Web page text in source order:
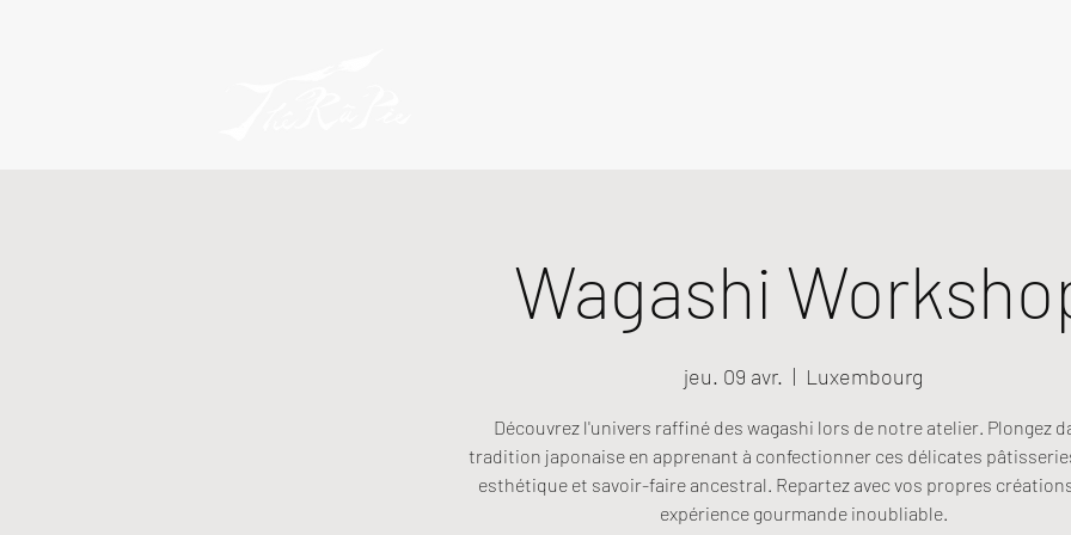
Wagashi
jeu. 09 avr.
  |
Luxembourg
Découvrez l'univers raffiné des wagashi lors de notre atelier. Plongez
tradition japonaise en apprenant à confectionner ces délicates
esthétique et savoir-faire ancestral. Repartez avec vos propres
expérience gourmande inoubliable.